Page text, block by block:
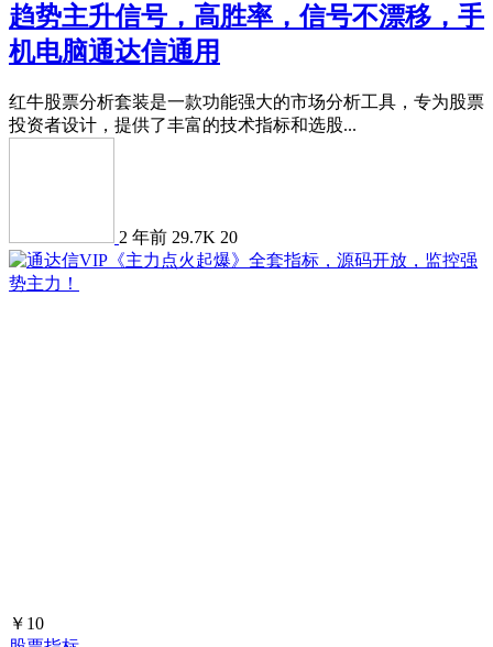
趋势主升信号，高胜率，信号不漂移，手
机电脑通达信通用
红牛股票分析套装是一款功能强大的市场分析工具，专为股票
投资者设计，提供了丰富的技术指标和选股...
2 年前 29.7K 20
￥10